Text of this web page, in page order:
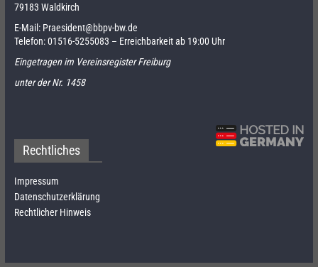
79183 Waldkirch
E-Mail: Praesident@bbpv-bw.de
Telefon:01516-5255083 – Erreichbarkeit ab 19:00 Uhr
Eingetragen im Vereinsregister Freiburg
unter der Nr. 1458
Rechtliches
Impressum
Datenschutzerklärung
Rechtlicher Hinweis